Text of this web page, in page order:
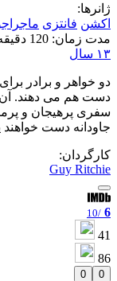
ژانرها:
اکشن فانتزی
مدت زمان: 120 دقیقه
۱۳ سال
دو خواهر و برادر
دست هم می دهند. آن
سفری پرهیجان و
جاودانه دست خواهند
کارگردان:
Guy Ritchie
6
/10
41
86
0
0